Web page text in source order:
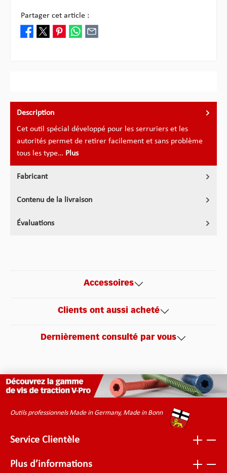
Partager cet article :
Description
Cet outil spécial développé pour les serruriers et les
autorités permet de retirer facilement et sans problème
tous les type… Plus
Fabricant
Contenu de la livraison
Évaluations
Accessoires
Clients ont aussi acheté
Dernièrement consulté par vous
Outils professionnels Made in Germany, Made in Bonn
Service Clientèle
Plus d’informations